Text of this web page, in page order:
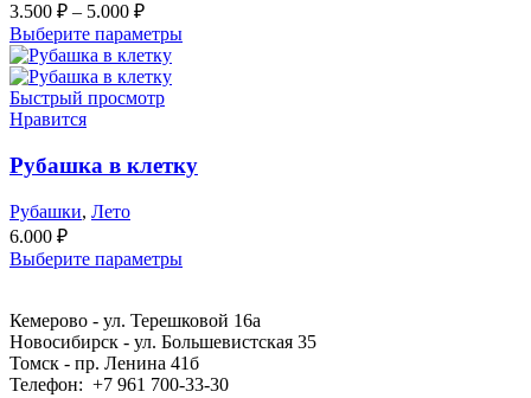
3.500 ₽ – 5.000 ₽
Выберите параметры
Быстрый просмотр
Нравится
Рубашка в клетку
Рубашки, Лето
6.000 ₽
Выберите параметры
Кемерово - ул. Терешковой 16а
Новосибирск - ул. Большевистская 35
Томск - пр. Ленина 41б
Телефон: +7 961 700-33-30